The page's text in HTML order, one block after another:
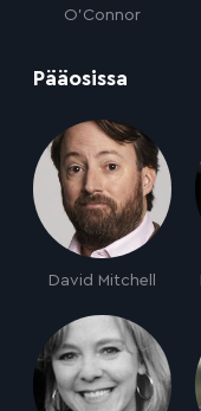
O'Connor
Pääosissa
David Mitchell